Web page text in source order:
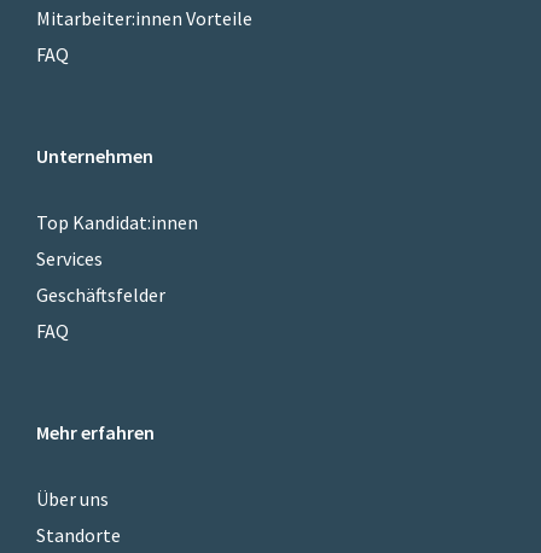
Mitarbeiter:innen Vorteile
FAQ
Unternehmen
Top Kandidat:innen
Services
Geschäftsfelder
FAQ
Mehr erfahren
Über uns
Standorte